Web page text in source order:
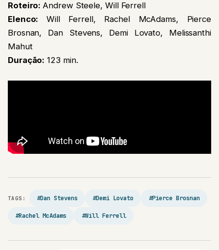
Roteiro: Andrew Steele, Will Ferrell
Elenco:Will Ferrell, Rachel McAdams, Pierce
Brosnan, Dan Stevens, Demi Lovato, Melissanthi
Mahut
Duração: 123 min.
TAGS: #Dan Stevens #Demi Lovato #Pierce Brosnan
#Rachel McAdams #Will Ferrell